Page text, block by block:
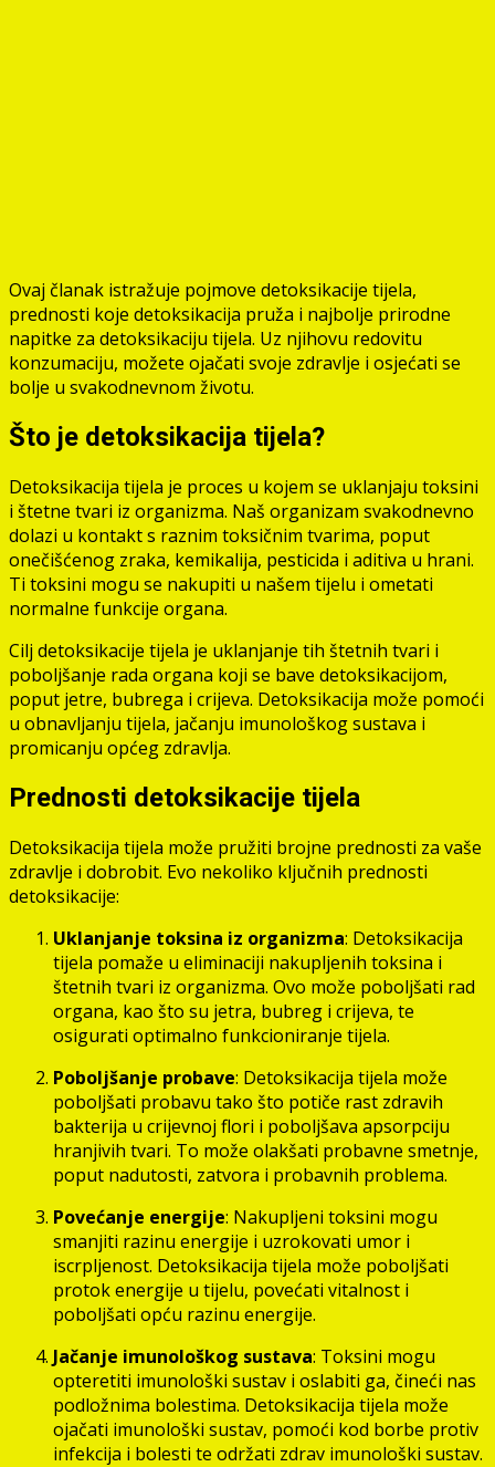
Ovaj članak istražuje pojmove detoksikacije tijela,
prednosti koje detoksikacija pruža i najbolje prirodne
napitke za detoksikaciju tijela. Uz njihovu redovitu
konzumaciju, možete ojačati svoje zdravlje i osjećati se
bolje u svakodnevnom životu.
Što je detoksikacija tijela?
Detoksikacija tijela je proces u kojem se uklanjaju toksini
i štetne tvari iz organizma. Naš organizam svakodnevno
dolazi u kontakt s raznim toksičnim tvarima, poput
onečišćenog zraka, kemikalija, pesticida i aditiva u hrani.
Ti toksini mogu se nakupiti u našem tijelu i ometati
normalne funkcije organa.
Cilj detoksikacije tijela je uklanjanje tih štetnih tvari i
poboljšanje rada organa koji se bave detoksikacijom,
poput jetre, bubrega i crijeva. Detoksikacija može pomoći
u obnavljanju tijela, jačanju imunološkog sustava i
promicanju općeg zdravlja.
Prednosti detoksikacije tijela
Detoksikacija tijela može pružiti brojne prednosti za vaše
zdravlje i dobrobit. Evo nekoliko ključnih prednosti
detoksikacije:
Uklanjanje toksina iz organizma: Detoksikacija
tijela pomaže u eliminaciji nakupljenih toksina i
štetnih tvari iz organizma. Ovo može poboljšati rad
organa, kao što su jetra, bubreg i crijeva, te
osigurati optimalno funkcioniranje tijela.
Poboljšanje probave: Detoksikacija tijela može
poboljšati probavu tako što potiče rast zdravih
bakterija u crijevnoj flori i poboljšava apsorpciju
hranjivih tvari. To može olakšati probavne smetnje,
poput nadutosti, zatvora i probavnih problema.
Povećanje energije: Nakupljeni toksini mogu
smanjiti razinu energije i uzrokovati umor i
iscrpljenost. Detoksikacija tijela može poboljšati
protok energije u tijelu, povećati vitalnost i
poboljšati opću razinu energije.
Jačanje imunološkog sustava: Toksini mogu
opteretiti imunološki sustav i oslabiti ga, čineći nas
podložnima bolestima. Detoksikacija tijela može
ojačati imunološki sustav, pomoći kod borbe protiv
infekcija i bolesti te održati zdrav imunološki sustav.